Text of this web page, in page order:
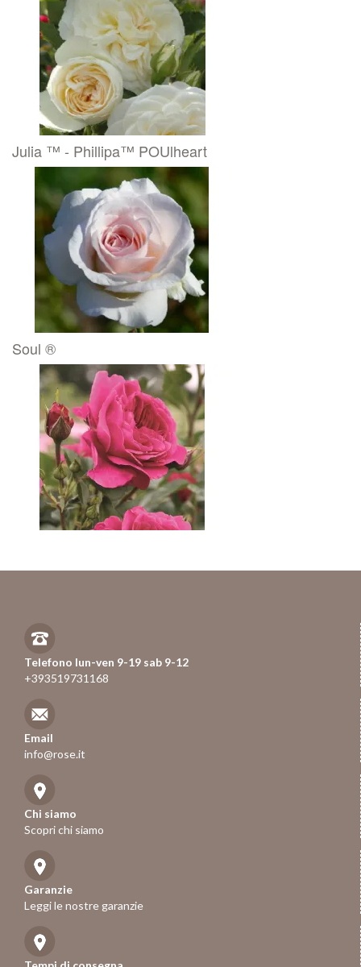
Julia ™ - Phillipa™ POUlheart
Soul ®
Telefono lun-ven 9-19 sab 9-12
+393519731168
Email
info@rose.it
Chi siamo
Scopri chi siamo
Garanzie
Leggi le nostre garanzie